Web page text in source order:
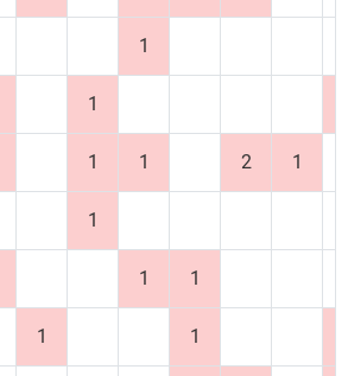
1
1
1 1 2 1
1
1 1
1 1